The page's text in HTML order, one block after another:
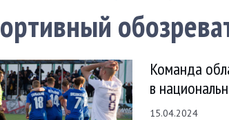
Команда
в
15.04.2024